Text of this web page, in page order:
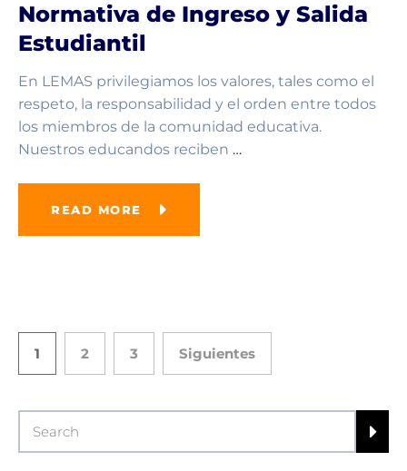
Normativa de Ingreso y Salida
Estudiantil
En LEMAS privilegiamos los valores, tales como el
respeto, la responsabilidad y el orden entre todos
los miembros de la comunidad educativa.
Nuestros educandos reciben …
READ MORE
1 2 3 Siguientes